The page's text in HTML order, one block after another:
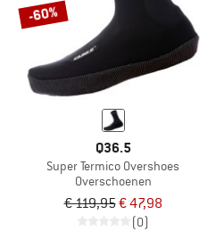
-60%
Q36.5
Super Termico Overshoes
Overschoenen
€ 119,95€ 47,98
(0)